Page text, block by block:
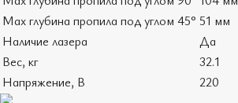
Max глубина пропила под углом 45° 51 мм
Наличие лазера
Да
Вес, кг
32.1
Напряжение, В
220